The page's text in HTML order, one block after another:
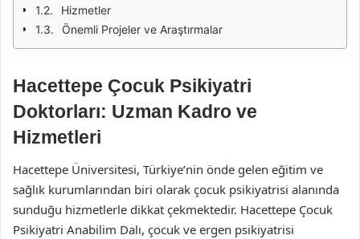
Hizmetler
Önemli Projeler ve Araştırmalar
Hacettepe Çocuk Psikiyatri
Doktorları: Uzman Kadro ve
Hizmetleri
Hacettepe Üniversitesi, Türkiye’nin önde gelen eğitim ve
sağlık kurumlarından biri olarak çocuk psikiyatrisi alanında
sunduğu hizmetlerle dikkat çekmektedir. Hacettepe Çocuk
Psikiyatri Anabilim Dalı, çocuk ve ergen psikiyatrisi